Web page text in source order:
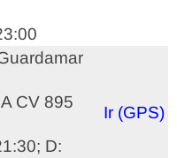
CV 895
D:
Ir (GPS)